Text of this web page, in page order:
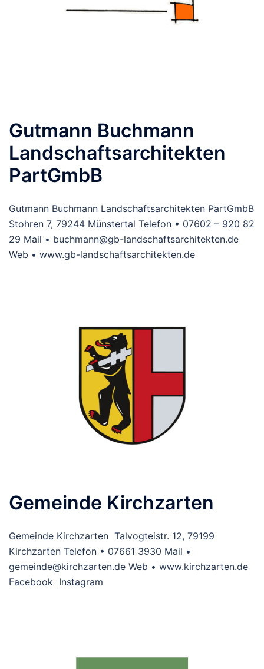
Gutmann Buchmann
Landschaftsarchitekten
PartGmbB
Gutmann Buchmann Landschaftsarchitekten PartGmbB
Stohren 7, 79244 Münstertal Telefon • 07602 – 920 82
29 Mail • buchmann@gb-landschaftsarchitekten.de
Web • www.gb-landschaftsarchitekten.de
Gemeinde Kirchzarten
Gemeinde Kirchzarten Talvogteistr. 12, 79199
Kirchzarten Telefon • 07661 3930 Mail •
gemeinde@kirchzarten.de Web • www.kirchzarten.de
Facebook Instagram